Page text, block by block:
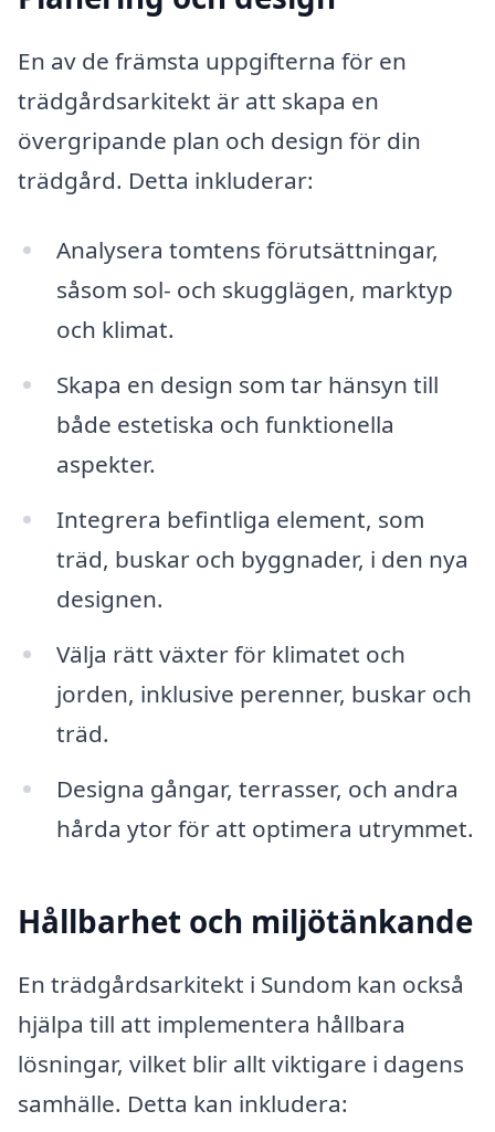
En av de främsta uppgifterna för en
trädgårdsarkitekt är att skapa en
övergripande plan och design för din
trädgård. Detta inkluderar:
Analysera tomtens förutsättningar,
såsom sol- och skugglägen, marktyp
och klimat.
Skapa en design som tar hänsyn till
både estetiska och funktionella
aspekter.
Integrera befintliga element, som
träd, buskar och byggnader, i den nya
designen.
Välja rätt växter för klimatet och
jorden, inklusive perenner, buskar och
träd.
Designa gångar, terrasser, och andra
hårda ytor för att optimera utrymmet.
Hållbarhet och miljötänkande
En trädgårdsarkitekt i Sundom kan också
hjälpa till att implementera hållbara
lösningar, vilket blir allt viktigare i dagens
samhälle. Detta kan inkludera: